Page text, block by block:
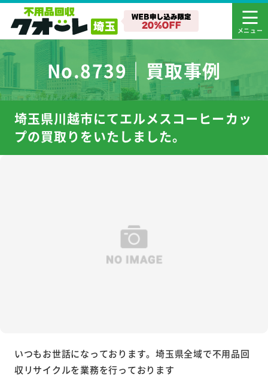
No.8739｜買取事例
埼玉県川越市にてエルメスコーヒーカッ
プの買取りをいたしました。
いつもお世話になっております。埼玉県全域で不用品回
収リサイクルを業務を行っております